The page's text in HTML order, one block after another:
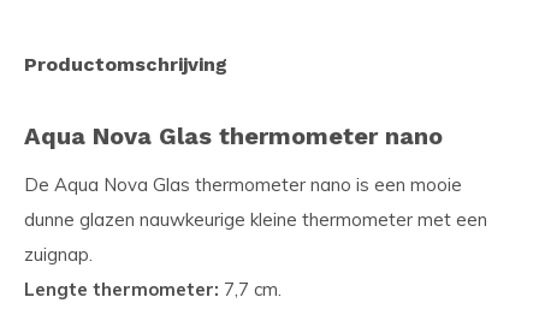
Productomschrijving
Aqua Nova Glas thermometer nano
De Aqua Nova Glas thermometer nano is een mooie
dunne glazen nauwkeurige kleine thermometer met een
zuignap.
Lengte thermometer: 7,7 cm.